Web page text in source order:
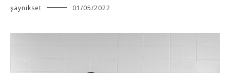
şaynikset 01/05/2022